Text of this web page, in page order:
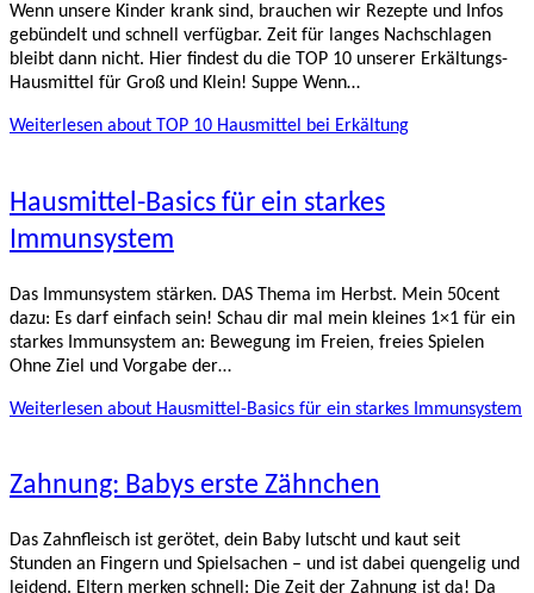
Wenn unsere Kinder krank sind, brauchen wir Rezepte und Infos
gebündelt und schnell verfügbar. Zeit für langes Nachschlagen
bleibt dann nicht. Hier findest du die TOP 10 unserer Erkältungs-
Hausmittel für Groß und Klein! Suppe Wenn…
Weiterlesen about TOP 10 Hausmittel bei Erkältung
Hausmittel-Basics für ein starkes
Immunsystem
Das Immunsystem stärken. DAS Thema im Herbst. Mein 50cent
dazu: Es darf einfach sein! Schau dir mal mein kleines 1×1 für ein
starkes Immunsystem an: Bewegung im Freien, freies Spielen
Ohne Ziel und Vorgabe der…
Weiterlesen about Hausmittel-Basics für ein starkes Immunsystem
Zahnung: Babys erste Zähnchen
Das Zahnfleisch ist gerötet, dein Baby lutscht und kaut seit
Stunden an Fingern und Spielsachen – und ist dabei quengelig und
leidend. Eltern merken schnell: Die Zeit der Zahnung ist da! Da